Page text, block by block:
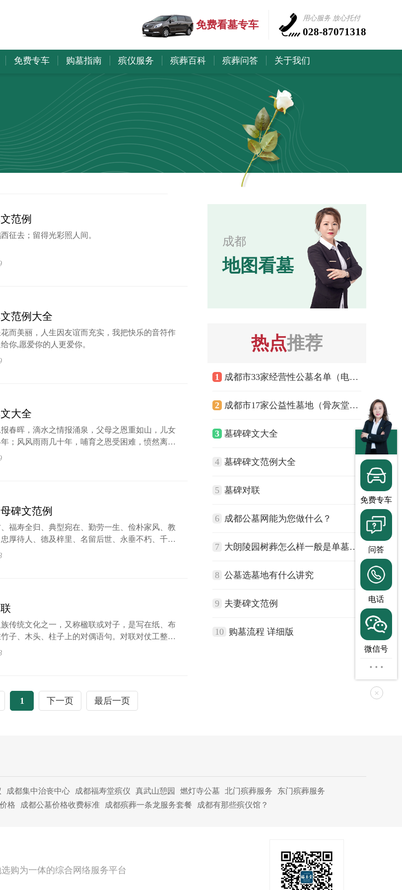
用心服务 放心托付
028-87071318
免费看墓专车
免费专车 购墓指南 殡仪服务 殡葬百科 殡葬问答 关于我们
范例
征去；留得光彩照人间。
范例大全
而美丽，人生因友谊而充实，我把快乐的音符作
你,愿爱你的人更爱你。
大全
春晖，滴水之情报涌泉，父母之恩重如山，儿女
；风风雨雨几十年，哺育之恩受困难，愤然离世
父长眠笑九泉 [ 写给儿女的话 ]
碑文范例
福寿全归、典型宛在、勤劳一生、俭朴家风、教
厚待人、德及梓里、名留后世、永垂不朽、千古
宛在、松柏长青、驾返蓬莱、骑鲸西归、哲人其
传统文化之一，又称楹联或对子，是写在纸、布
竹子、木头、柱子上的对偶语句。对联对仗工整，
是一字一音的中华语言独特的艺术形式。它是中
1 下一页 最后一页
成都
地图看墓
热点推荐
1 成都市33家经营性公墓名单（电话、地址、联系方式）
2 成都市17家公益性墓地（骨灰堂）有那些？成都市公益性墓地大全？
3 墓碑碑文大全
4 墓碑碑文范例大全
5 墓碑对联
6 成都公墓网能为您做什么？
7 大朗陵园树葬怎么样一般是单墓还是双墓？大朗陵园树葬价格多少钱？
8 公墓选墓地有什么讲究
9 夫妻碑文范例
10 购墓流程 详细版
成都集中治丧中心 成都福寿堂殡仪 真武山憩园 燃灯寺公墓 北门殡葬服务
东门殡葬服务
格 成都公墓价格收费标准 成都殡葬一条龙服务套餐 成都有那些殡仪馆？
购为一体的综合网络服务平台
免费专车
问答
电话
微信号
···
×